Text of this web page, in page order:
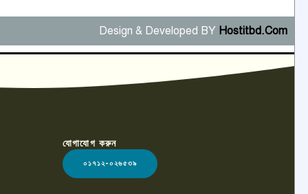
Design & Developed BY Hostitbd.Com
যোগাযোগ করুন
০১৭১২-০২৬৫৩৯